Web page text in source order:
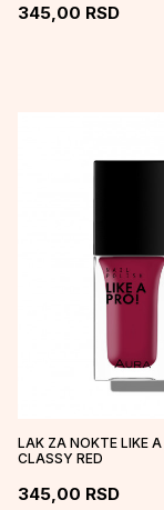
345,00 RSD
LAK ZA NOKTE LIKE A
CLASSY RED
345,00 RSD